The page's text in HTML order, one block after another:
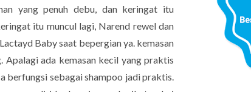
yang penuh debu, dan keringat itu
itu muncul lagi, Narend rewel dan
Baby saat bepergian ya. kemasan
ada kemasan kecil yang praktis
berfungsi sebagai shampoo jadi praktis.